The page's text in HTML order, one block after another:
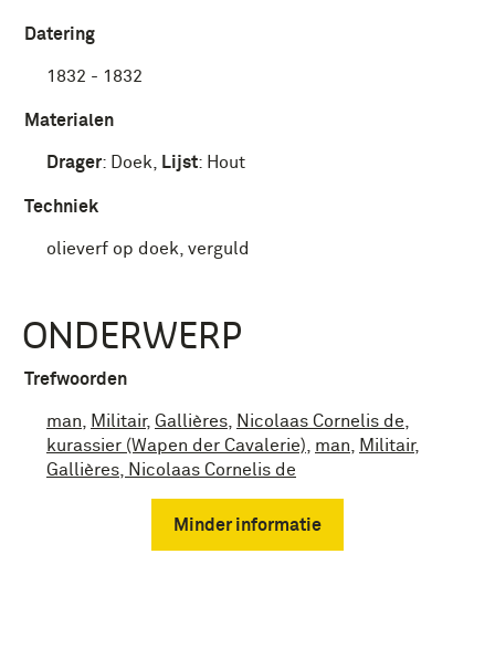
Datering
1832 - 1832
Materialen
Drager: Doek Lijst: Hout
Techniek
olieverf op doek, verguld
ONDERWERP
Trefwoorden
man Militair, Gallières Nicolaas Cornelis de
kurassier (Wapen der Cavalerie)
man Militair,
Gallières, Nicolaas Cornelis de
Minder informatie